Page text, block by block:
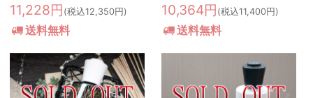
11,228円 (税込12,350円)
送料無料
10,364円 (税込11,400円)
送料無料